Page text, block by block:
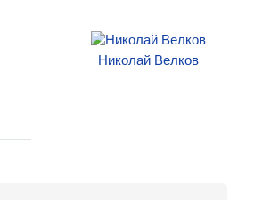
Николай Велков